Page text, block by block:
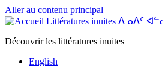
Aller au contenu principal
Littératures inuites ᐃᓄᐃᑦ
Découvrir les littératures inuites
English